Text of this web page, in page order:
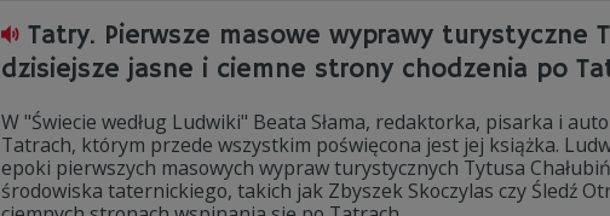
Tatry. Pierwsze masowe wyprawy turystyczne
dzisiejsze jasne i ciemne strony chodzenia po
W "Świecie według Ludwiki" Beata Słama, redaktorka, pisarka i
Tatrach, którym przede wszystkim poświęcona jest jej książka.
epoki pierwszych masowych wypraw turystycznych Tytusa
środowiska taternickiego, takich jak Zbyszek Skoczylas czy Śledź